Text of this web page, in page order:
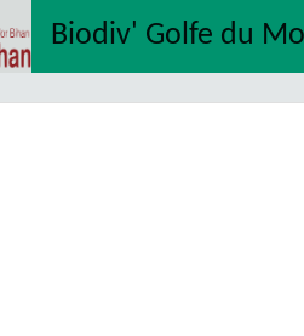
Biodiv' Golfe du